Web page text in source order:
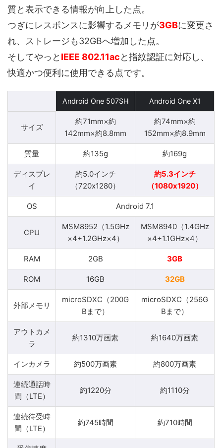
質と表示できる情報が向上した点。
つぎにレスポンスに影響するメモリが3GBに変更さ
れ、ストレージも32GBへ増加した点。
そしてやっと IEEE 802.11acと指紋認証に対応し、
快適かつ便利に使用できる点です。
Android One 507SH Android One X1
サイズ
約71mm×約
142mm×約8.8mm
約74mm×約
152mm×約8.9mm
質量 約135g 約169g
ディスプレ
イ
約5.0インチ
（720x1280）
約5.3インチ
（1080x1920）
OS Android 7.1
CPU
MSM8952（1.5GHz
×4+1.2GHz×4）
MSM8940（1.4GHz
×4+1.1GHz×4）
RAM 2GB 3GB
ROM 16GB 32GB
外部メモリ
microSDXC（200G
Bまで）
microSDXC（256G
Bまで）
アウトカメ
ラ
約1310万画素 約1640万画素
インカメラ 約500万画素 約800万画素
連続通話時
間（LTE）
約1220分 約1110分
連続待受時
間（LTE）
約745時間 約710時間